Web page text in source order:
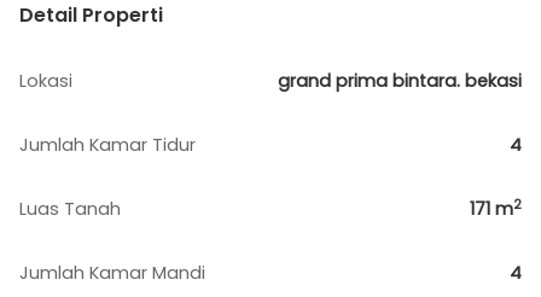
Detail Properti
Lokasi grand prima bintara. bekasi
Jumlah Kamar Tidur 4
Luas Tanah 171 m2
Jumlah Kamar Mandi 4